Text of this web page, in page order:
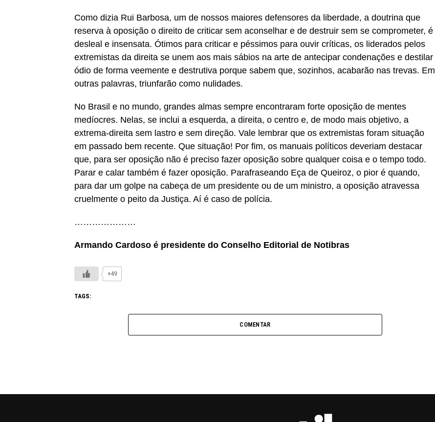
Como dizia Rui Barbosa, um de nossos maiores defensores da liberdade, a doutrina que
reserva à oposição o direito de criticar sem aconselhar e de destruir sem se comprometer, é
desleal e insensata. Ótimos para criticar e péssimos para ouvir críticas, os liderados pelos
extremistas da direita se unem aos mais sábios na arte de antecipar condenações e destilar
ódio de forma veemente e destrutiva porque sabem que, sozinhos, acabarão nas trevas. Em
outras palavras, triunfarão como nulidades.
No Brasil e no mundo, grandes almas sempre encontraram forte oposição de mentes
medíocres. Nelas, se inclui a esquerda, a direita, o centro e, de modo mais objetivo, a
extrema-direita sem lastro e sem direção. Vale lembrar que os extremistas foram situação
em passado bem recente. Que situação! Por fim, os manuais políticos deveriam destacar
que, para ser oposição não é preciso fazer oposição sobre qualquer coisa e o tempo todo.
Parar e calar também é fazer oposição. Parafraseando Eça de Queiroz, o pior é quando,
para dar um golpe na cabeça de um presidente ou de um ministro, a oposição atravessa
cruelmente o peito da Justiça. Aí é caso de polícia.
…………………
Armando Cardoso é presidente do Conselho Editorial de Notibras
+49
TAGS:
COMENTAR